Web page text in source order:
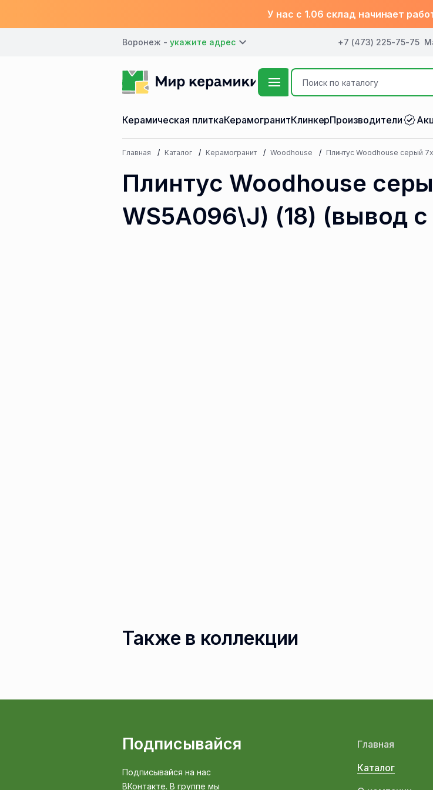
У нас с 1.06 склад начинает
Воронеж - +7 (473) 225-75-75
Керамическая плиткаКерамогранитКлинкерПроизводители
Главная Каталог Керамогранит Woodhouse Плинтус Woodhouse серый
Плинтус Woodhouse
WS5А096\J) (18) (вывод с
Также в коллекции
Подписывайся
Подписывайся на нас
ВКонтакте. В группе мы
Главная
Каталог